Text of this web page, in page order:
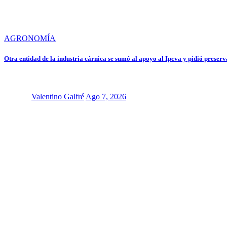
AGRONOMÍA
Otra entidad de la industria cárnica se sumó al apoyo al Ipcva y pidió
Valentino Galfré Ago 7, 2026